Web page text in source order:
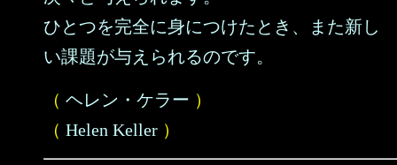
ひとつを完全に身につけたとき、また新し
い課題が与えられるのです。
（ ヘレン・ケラー ）
（ Helen Keller ）